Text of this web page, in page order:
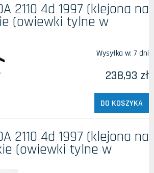
2110 4d 1997 (klejona na
(owiewki tylne w
Wysyłka w: 7 dni
238,93 zł
DO KOSZYKA
2110 4d 1997 (klejona na
(owiewki tylne w